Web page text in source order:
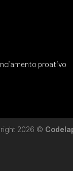
proativo
2026 ©